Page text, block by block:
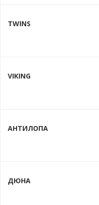
TWINS
VIKING
АНТИЛОПА
ДЮНА